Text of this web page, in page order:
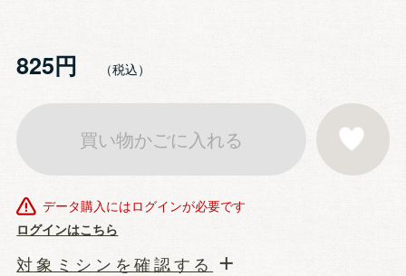
825円
データ購入にはログインが必要です
買い物かごに入れる
ログインはこちら
お気に入りに登
対象ミシンを確認する